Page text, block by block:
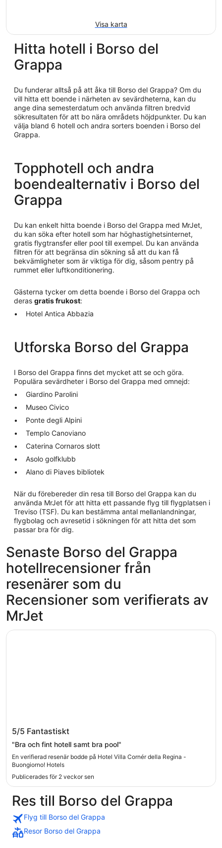
Visa karta
Hitta hotell i Borso del
Grappa
Du funderar alltså på att åka till Borso del Grappa? Om du
vill hitta ett boende i närheten av sevärdheterna, kan du
ange dina semesterdatum och använda filtren bredvid
sökresultaten för att bo nära områdets höjdpunkter. Du kan
välja bland 6 hotell och andra sorters boenden i Borso del
Grappa.
Topphotell och andra
boendealternativ i Borso del
Grappa
Du kan enkelt hitta boende i Borso del Grappa med MrJet,
du kan söka efter hotell som har höghastighetsinternet,
gratis flygtransfer eller pool till exempel. Du kan använda
filtren för att begränsa din sökning så att du kan få
bekvämligheter som är viktiga för dig, såsom pentry på
rummet eller luftkonditionering.
Gästerna tycker om detta boende i Borso del Grappa och
deras gratis frukost:
Hotel Antica Abbazia
Utforska Borso del Grappa
I Borso del Grappa finns det mycket att se och göra.
Populära sevärdheter i Borso del Grappa med omnejd:
Giardino Parolini
Museo Civico
Ponte degli Alpini
Templo Canoviano
Caterina Cornaros slott
Asolo golfklubb
Alano di Piaves bibliotek
När du förebereder din resa till Borso del Grappa kan du
använda MrJet för att hitta ett passande flyg till flygplatsen i
Treviso (TSF). Du kan bestämma antal mellanlandningar,
flygbolag och avresetid i sökningen för att hitta det som
passar bra för dig.
Senaste Borso del Grappa
hotellrecensioner från
resenärer som du
Recensioner som verifierats av
MrJet
Hotels
5/5 Fantastiskt
"Bra och fint hotell samt bra pool"
En verifierad resenär bodde på Hotel Villa Cornér della Regina -
Buongiorno! Hotels
Publicerades för 2 veckor sen
Hotel Villa Cornér della Regina - Buongiorno! Hotels
Res till Borso del Grappa
Flyg till Borso del Grappa
Resor Borso del Grappa